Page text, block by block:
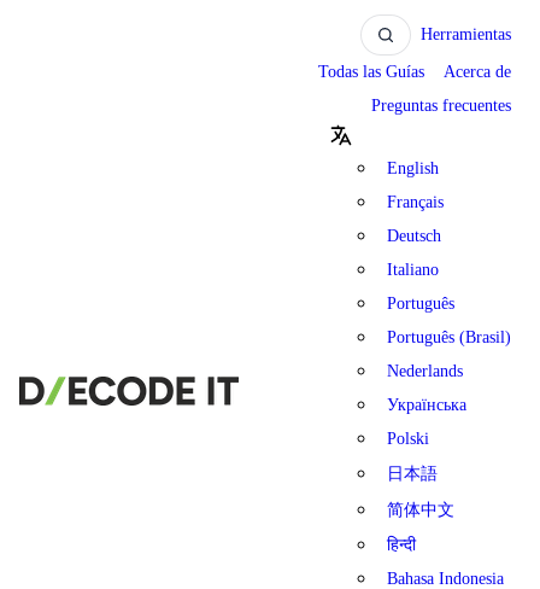
Herramientas
Todas las Guías
Acerca de
Preguntas frecuentes
English
Français
Deutsch
Italiano
Português
Português (Brasil)
Nederlands
Українська
Polski
日本語
简体中文
हिन्दी
Bahasa Indonesia